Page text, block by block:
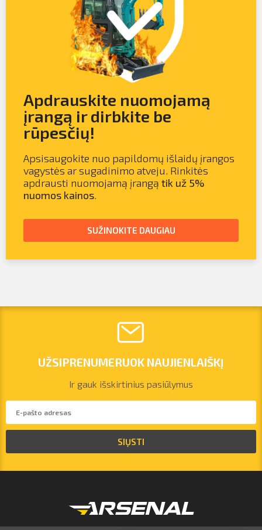
Lietuva Latvija
Apdrauskite nuomojamą
įrangą ir dirbkite be
rūpesčių!
Apsisaugokite nuo papildomų išlaidų įrangos
vagystės ar sugadinimo atveju. Rinkitės
apdrausti nuomojamą įrangą tik už 5%
nuomos kainos.
SUŽINOKITE DAUGIAU
UŽSIPRENUMERUOK NAUJIENLAIŠKĮ
Ir gauk išskirtinius pasiūlymus
SIŲSTI